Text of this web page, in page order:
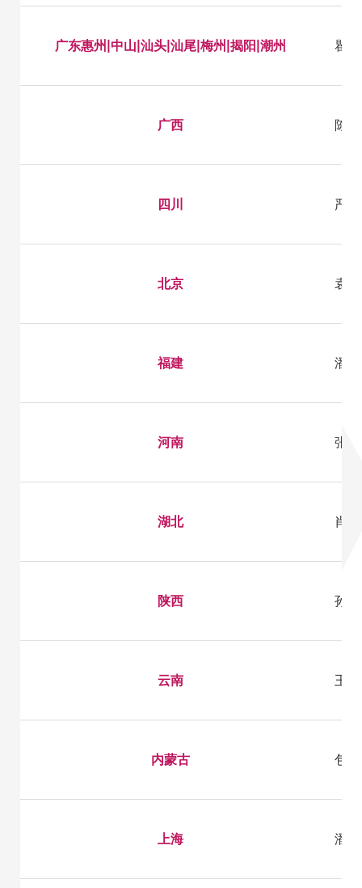
广东惠州|中山|汕头|汕尾|梅州|揭阳|潮州 瞿
广西 陈
四川 严
北京 袁
福建 潘
河南 张
湖北 肖
陕西 孙
云南 王
内蒙古 包
上海 潘